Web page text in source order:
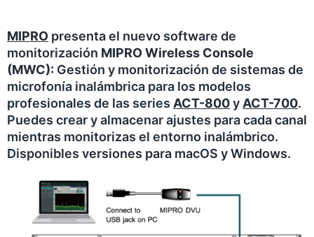
MIPRO presenta el nuevo software de
monitorización MIPRO Wireless Console
(MWC): Gestión y monitorización de sistemas de
microfonía inalámbrica para los modelos
profesionales de las series ACT-800y ACT-700.
Puedes crear y almacenar ajustes para cada canal
mientras monitorizas el entorno inalámbrico.
Disponibles versiones para macOS y Windows.